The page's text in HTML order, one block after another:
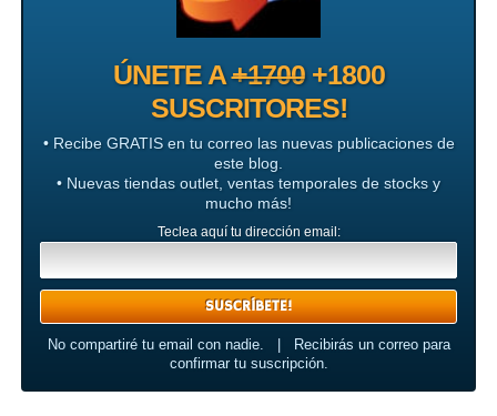
ÚNETE A+1700+1800
SUSCRITORES!
• Recibe GRATIS en tu correo las nuevas publicaciones de
este blog.
• Nuevas tiendas outlet, ventas temporales de stocks y
mucho más!
Teclea aquí tu dirección email:
No compartiré tu email con nadie. | Recibirás un correo para
confirmar tu suscripción.